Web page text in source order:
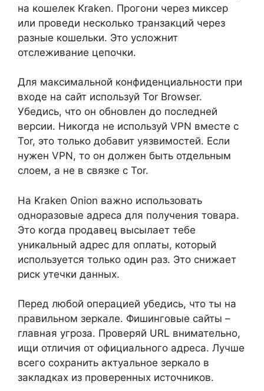
на кошелек Kraken. Прогони через миксер
или проведи несколько транзакций через
разные кошельки. Это усложнит
отслеживание цепочки.
Для максимальной конфиденциальности при
входе на сайт используй Tor Browser.
Убедись, что он обновлен до последней
версии. Никогда не используй VPN вместе с
Tor, это только добавит уязвимостей. Если
нужен VPN, то он должен быть отдельным
слоем, а не в связке с Tor.
На Kraken Onion важно использовать
одноразовые адреса для получения товара.
Это когда продавец высылает тебе
уникальный адрес для оплаты, который
используется только один раз. Это снижает
риск утечки данных.
Перед любой операцией убедись, что ты на
правильном зеркале. Фишинговые сайты –
главная угроза. Проверяй URL внимательно,
ищи отличия от официального адреса. Лучше
всего сохранить актуальное зеркало в
закладках из проверенных источников.